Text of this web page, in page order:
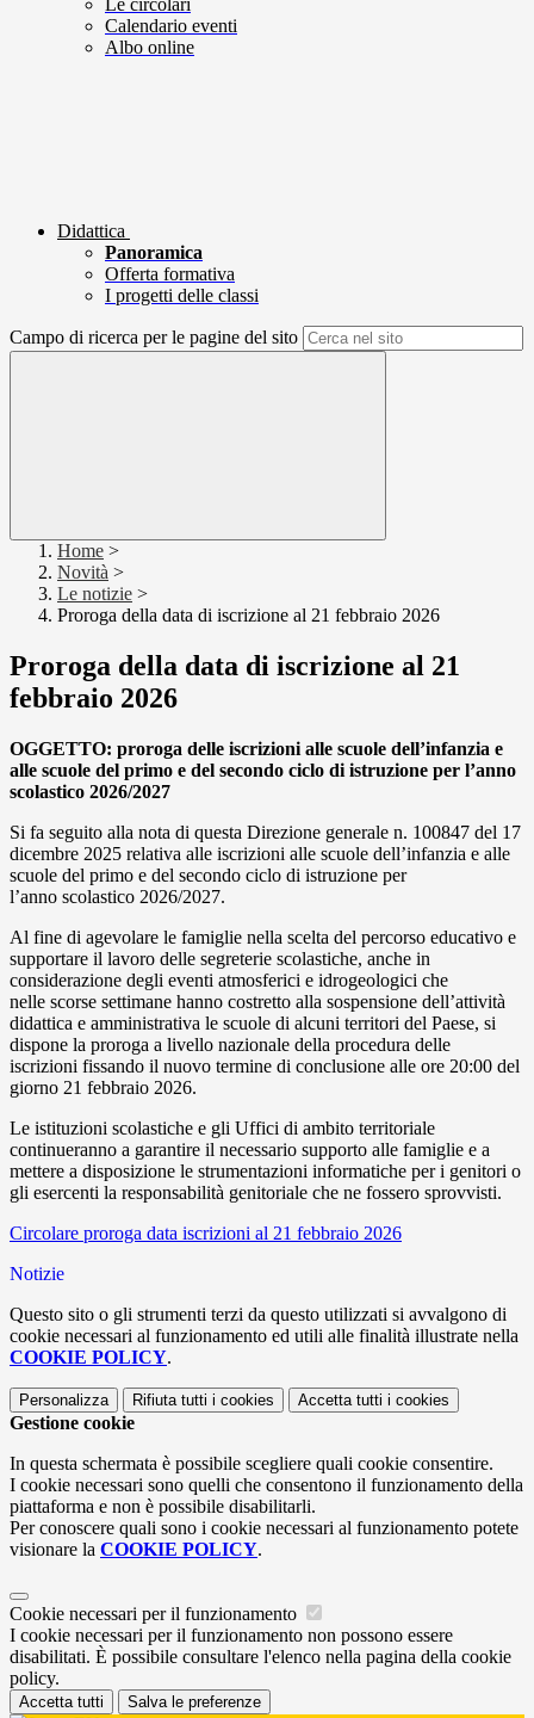
Le circolari
Calendario eventi
Albo online
Didattica
Panoramica
Offerta formativa
I progetti delle classi
Campo di ricerca per le pagine del sito
Home >
Novità >
Le notizie >
Proroga della data di iscrizione al 21 febbraio 2026
Proroga della data di iscrizione al 21
febbraio 2026
OGGETTO: proroga delle iscrizioni alle scuole dell’infanzia e
alle scuole del primo e del secondo ciclo di istruzione per l’anno
scolastico 2026/2027
Si fa seguito alla nota di questa Direzione generale n. 100847 del 17
dicembre 2025 relativa alle iscrizioni alle scuole dell’infanzia e alle
scuole del primo e del secondo ciclo di istruzione per
l’anno scolastico 2026/2027.
Al fine di agevolare le famiglie nella scelta del percorso educativo e
supportare il lavoro delle segreterie scolastiche, anche in
considerazione degli eventi atmosferici e idrogeologici che
nelle scorse settimane hanno costretto alla sospensione dell’attività
didattica e amministrativa le scuole di alcuni territori del Paese, si
dispone la proroga a livello nazionale della procedura delle
iscrizioni fissando il nuovo termine di conclusione alle ore 20:00 del
giorno 21 febbraio 2026.
Le istituzioni scolastiche e gli Uffici di ambito territoriale
continueranno a garantire il necessario supporto alle famiglie e a
mettere a disposizione le strumentazioni informatiche per i genitori o
gli esercenti la responsabilità genitoriale che ne fossero sprovvisti.
Circolare proroga data iscrizioni al 21 febbraio 2026
Notizie
Questo sito o gli strumenti terzi da questo utilizzati si avvalgono di
cookie necessari al funzionamento ed utili alle finalità illustrate nella
COOKIE POLICY.
Personalizza Rifiuta tutti i cookies Accetta tutti i cookies
Gestione cookie
In questa schermata è possibile scegliere quali cookie consentire.
I cookie necessari sono quelli che consentono il funzionamento della
piattaforma e non è possibile disabilitarli.
Per conoscere quali sono i cookie necessari al funzionamento potete
visionare la COOKIE POLICY.
Cookie necessari per il funzionamento
I cookie necessari per il funzionamento non possono essere
disabilitati. È possibile consultare l'elenco nella pagina della cookie
policy.
Accetta tutti Salva le preferenze